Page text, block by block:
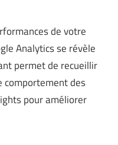
de votre
Analytics se révèle
permet de recueillir
comportement des
pour améliorer